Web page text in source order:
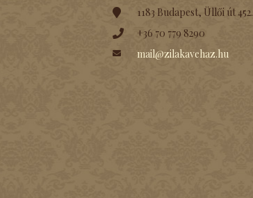
1183 Budapest, Üllői út 452.
+36 70 779 8290
mail@zilakavehaz.hu